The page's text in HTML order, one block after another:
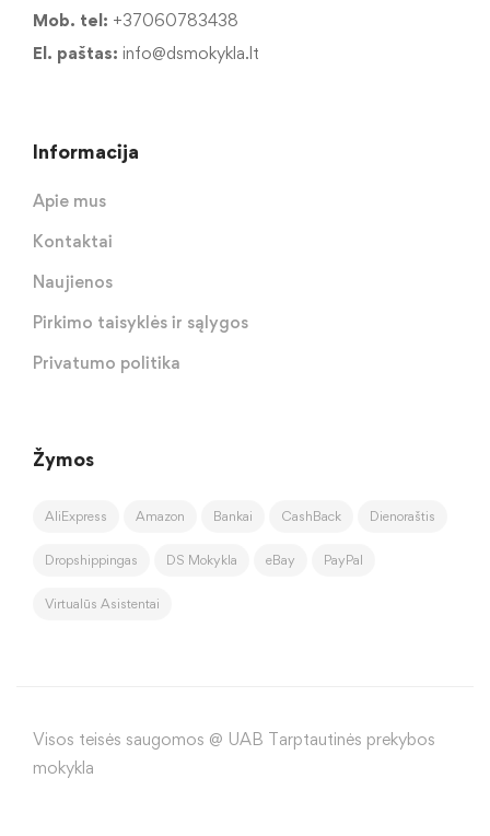
Mob. tel: +37060783438
El. paštas: info@dsmokykla.lt
Informacija
Apie mus
Kontaktai
Naujienos
Pirkimo taisyklės ir sąlygos
Privatumo politika
Žymos
AliExpress Amazon Bankai CashBack Dienoraštis
Dropshippingas DS Mokykla eBay PayPal
Virtualūs Asistentai
Visos teisės saugomos @ UAB Tarptautinės prekybos
mokykla